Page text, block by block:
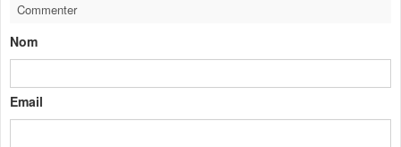
Commenter
Nom
Email